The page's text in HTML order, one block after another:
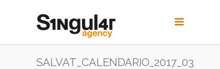
SALVAT_CALENDARIO_2017_03